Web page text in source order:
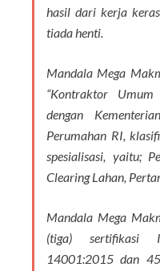
hasil dari kerja
tiada henti.
Mandala Mega
“Kontraktor
dengan
Perumahan RI,
spesialisasi, yaitu;
Clearing Lahan,
Mandala Mega
(tiga) sertifikasi
14001:2015 dan